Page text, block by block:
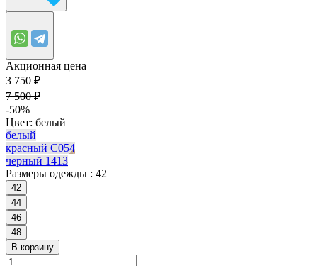
Акционная цена
3 750 ₽
7 500 ₽
-50%
Цвет: белый
белый
красный С054
черный 1413
Размеры одежды : 42
42
44
46
48
В корзину